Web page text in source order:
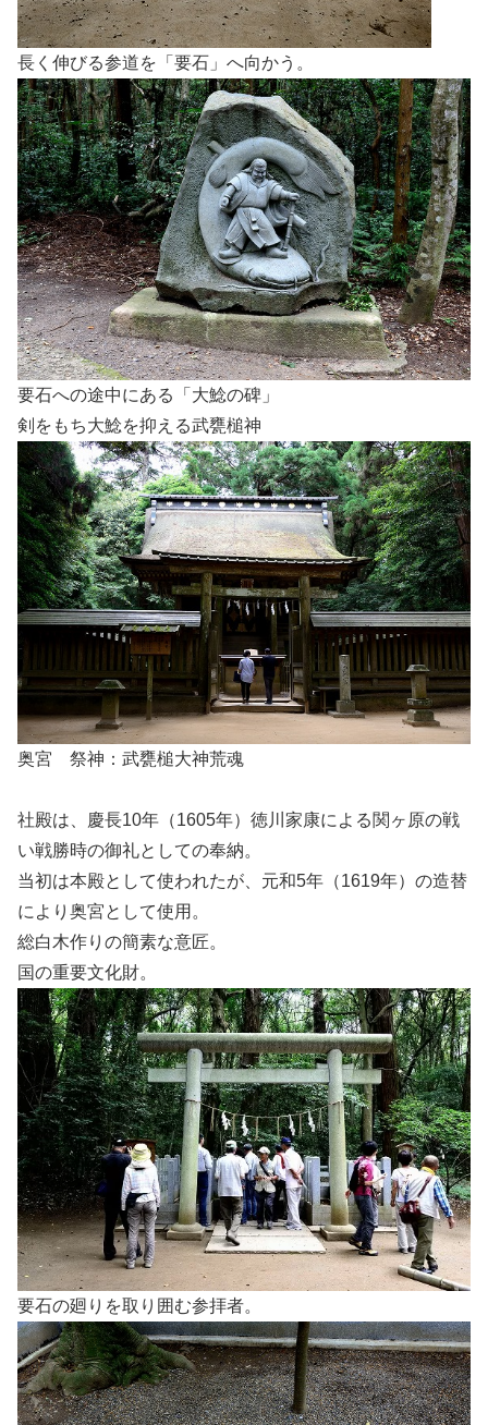
長く伸びる参道を「要石」へ向かう。
要石への途中にある「大鯰の碑」
剣をもち大鯰を抑える武甕槌神
奥宮 祭神：武甕槌大神荒魂
社殿は、慶長10年（1605年）徳川家康による関ヶ原の戦
い戦勝時の御礼としての奉納。
当初は本殿として使われたが、元和5年（1619年）の造替
により奥宮として使用。
総白木作りの簡素な意匠。
国の重要文化財。
要石の廻りを取り囲む参拝者。